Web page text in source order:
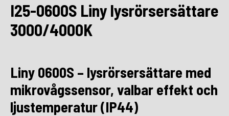
I25-0600S Liny lysrörsersättare
3000/4000K
Liny 0600S – lysrörsersättare med
mikrovågssensor, valbar effekt och
ljustemperatur (IP44)